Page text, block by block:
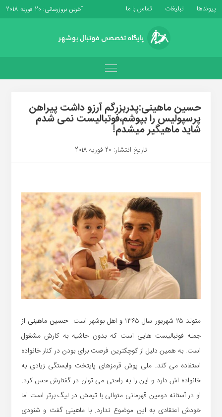
پیوندها تبلیغات تماس با ما آخرین بروزرسانی: 20 فوریه 2018
حسین ماهینی:پدربزرگم آرزو داشت پیراهن
پرسپولیس را بپوشم،فوتبالیست نمی شدم
شاید ماهیگیر میشدم!
تاریخ انتشار: 20 فوریه 2018
متولد ۲۵ شهریور سال ۱۳۶۵ و اهل بوشهر است. حسین ماهینی از
جمله فوتبالیست هایی است که بدون حاشیه به کارش مشغول
است. به همین دلیل از کوچکترین فرصت برای بودن در کنار خانواده
استفاده می کند. ملی پوش قرمزهای پایتخت وابستگی زیادی به
خانواده اش دارد و این را به راحتی می توان در گفتارش حس کرد.
او در آستانه دومین قهرمانی متوالی با تیمش در لیگ برتر است اما
خودش اعتقادی به این موضوع ندارد. با ماهینی گفت و شنودی